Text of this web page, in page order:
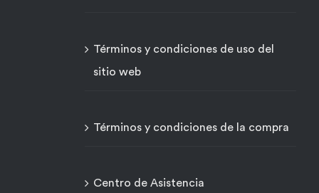
Términos y condiciones de uso del
sitio web
Términos y condiciones de la compra
Centro de Asistencia